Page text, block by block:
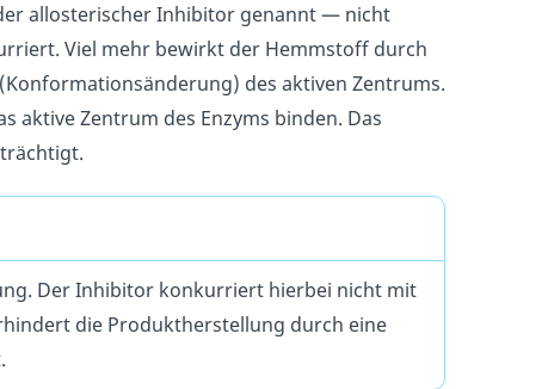
allosterischer Inhibitor genannt — nicht
Viel mehr bewirkt der Hemmstoff durch
des aktiven Zentrums.
aktive Zentrum des Enzyms binden. Das
Der Inhibitor konkurriert hierbei nicht mit
die Produktherstellung durch eine